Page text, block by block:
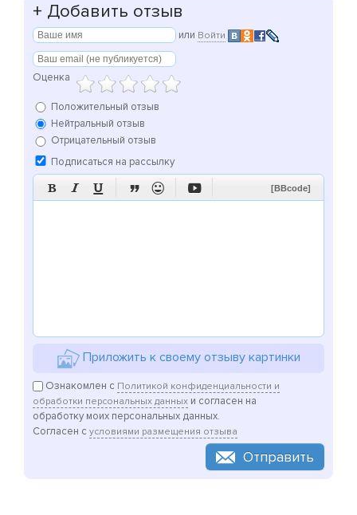
+ Добавить отзыв
или Войти
Оценка
Положительный отзыв
Нейтральный отзыв
Отрицательный отзыв
Подписаться на рассылку
      [BBcode]
Приложить к своему отзыву картинки
Ознакомлен с Политикой конфиденциальности и
обработки персональных данных и согласен на
обработку моих персональных данных.
Согласен с условиями размещения отзыва
Отправить